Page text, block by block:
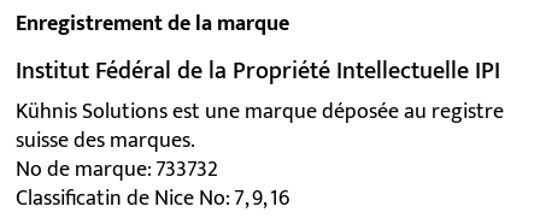
Enregistrement de la marque
Institut Fédéral de la Propriété Intellectuelle IPI
Kühnis Solutions est une marque déposée au registre
suisse des marques.
No de marque: 733732
Classificatin de Nice No: 7, 9, 16